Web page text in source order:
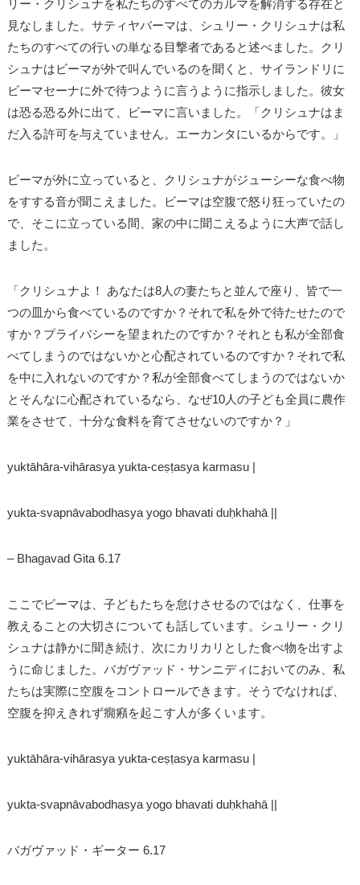
リー・クリシュナを私たちのすべてのカルマを解消する存在と
見なしました。サティヤバーマは、シュリー・クリシュナは私
たちのすべての行いの単なる目撃者であると述べました。クリ
シュナはビーマが外で叫んでいるのを聞くと、サイランドリに
ビーマセーナに外で待つように言うように指示しました。彼女
は恐る恐る外に出て、ビーマに言いました。「クリシュナはま
だ入る許可を与えていません。エーカンタにいるからです。」
ビーマが外に立っていると、クリシュナがジューシーな食べ物
をすする音が聞こえました。ビーマは空腹で怒り狂っていたの
で、そこに立っている間、家の中に聞こえるように大声で話し
ました。
「クリシュナよ！ あなたは8人の妻たちと並んで座り、皆で一
つの皿から食べているのですか？それで私を外で待たせたので
すか？プライバシーを望まれたのですか？それとも私が全部食
べてしまうのではないかと心配されているのですか？それで私
を中に入れないのですか？私が全部食べてしまうのではないか
とそんなに心配されているなら、なぜ10人の子ども全員に農作
業をさせて、十分な食料を育てさせないのですか？」
yuktāhāra-vihārasya yukta-ceṣṭasya karmasu |
yukta-svapnāvabodhasya yogo bhavati duḥkhahā ||
– Bhagavad Gita 6.17
ここでビーマは、子どもたちを怠けさせるのではなく、仕事を
教えることの大切さについても話しています。シュリー・クリ
シュナは静かに聞き続け、次にカリカリとした食べ物を出すよ
うに命じました。バガヴァッド・サンニディにおいてのみ、私
たちは実際に空腹をコントロールできます。そうでなければ、
空腹を抑えきれず癇癪を起こす人が多くいます。
yuktāhāra-vihārasya yukta-ceṣṭasya karmasu |
yukta-svapnāvabodhasya yogo bhavati duḥkhahā ||
バガヴァッド・ギーター 6.17